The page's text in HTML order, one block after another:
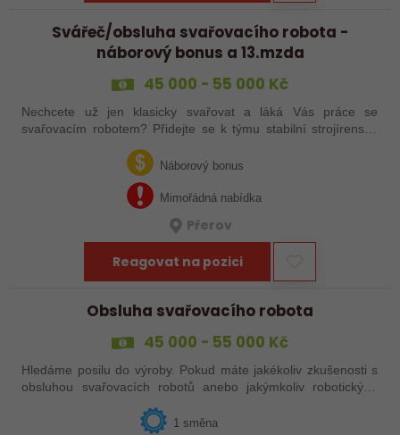
Svářeč/obsluha svařovacího robota -
náborový bonus a 13.mzda
45 000 - 55 000 Kč
Nechcete už jen klasicky svařovat a láká Vás práce se
svařovacím robotem? Přidejte se k týmu stabilní strojírenské
společnosti v Hranicích a využijte své zkušenosti se
svařováním v moderní výrobě.…
Náborový bonus
Mimořádná nabídka
Přerov
Reagovat na pozici
Obsluha svařovacího robota
45 000 - 55 000 Kč
Hledáme posilu do výroby. Pokud máte jakékoliv zkušenosti s
obsluhou svařovacích robotů anebo jakýmkoliv robotickým,
1 směna